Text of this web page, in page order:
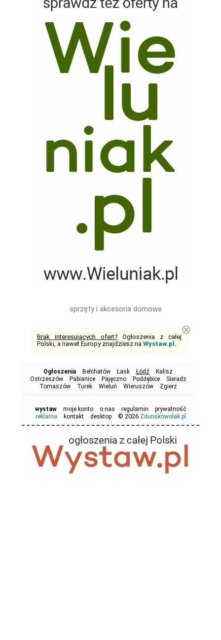
sprzęty i akcesoria domowe
Brak interesujących ofert? Ogłoszenia z całej
Polski, a nawet Europy znajdziesz na Wystaw.pl .
⊗
Ogłoszenia Bełchatów Łask Łódź
Kalisz
Ostrzeszów
Pabianice Pajęczno Poddębice
Sieradz
Tomaszów
Turek Wieluń Wieruszów Zgierz
wystaw moje konto o nas regulamin
prywatność
reklama
kontakt desktop © 2026 Zdunskowolak.pl